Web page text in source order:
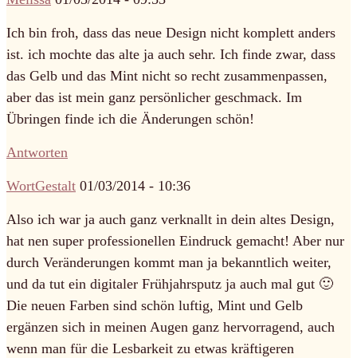
Ich bin froh, dass das neue Design nicht komplett anders
ist. ich mochte das alte ja auch sehr. Ich finde zwar, dass
das Gelb und das Mint nicht so recht zusammenpassen,
aber das ist mein ganz persönlicher geschmack. Im
Übringen finde ich die Änderungen schön!
Antworten
WortGestalt 01/03/2014 - 10:36
Also ich war ja auch ganz verknallt in dein altes Design,
hat nen super professionellen Eindruck gemacht! Aber nur
durch Veränderungen kommt man ja bekanntlich weiter,
und da tut ein digitaler Frühjahrsputz ja auch mal gut 🙂
Die neuen Farben sind schön luftig, Mint und Gelb
ergänzen sich in meinen Augen ganz hervorragend, auch
wenn man für die Lesbarkeit zu etwas kräftigeren